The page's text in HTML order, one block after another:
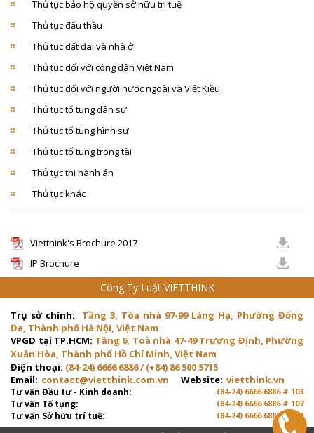
Thủ tục bảo hộ quyền sở hữu trí tuệ
Thủ tục đấu thầu
Thủ tục đất đai và nhà ở
Thủ tục đối với công dân Việt Nam
Thủ tục đối với người nước ngoài và Việt Kiều
Thủ tục tố tụng dân sự
Thủ tục tố tụng hình sự
Thủ tục tố tụng trọng tài
Thủ tục thi hành án
Thủ tục khác
Vietthink's Brochure 2017
IP Brochure
Công Ty Luật VIETTHINK
Trụ sở chính:
Tầng 3, Tòa nhà 97-99 Láng Hạ, Phường Đống
Đa, Thành phố Hà Nội, Việt Nam
VPGD tại TP.HCM: Tầng 6, Toà nhà 47-49 Trương Định, Phường
Xuân Hòa, Thành phố Hồ Chí Minh, Việt Nam
Điện thoại: (84-24) 6666 6886 / (+84) 86 500 5715
Email: contact@vietthink.com.vn Website: vietthink.vn
Tư vấn Đầu tư - Kinh doanh: (84-24) 6666 6886 # 103
Tư vấn Tố tụng: (84-24) 6666 6886 # 107
Tư vấn Sở hữu trí tuệ: (84-24) 6666 6886 # 103